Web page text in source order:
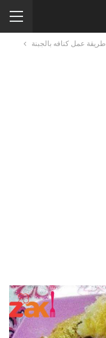
طريقة عمل كنافه بالجبنة